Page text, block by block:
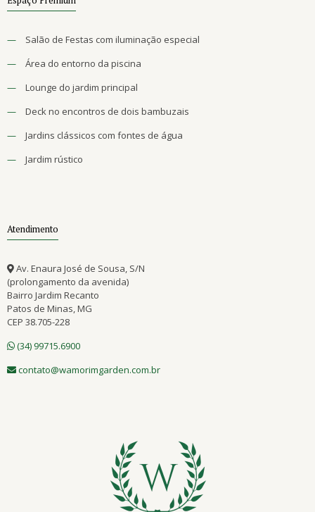
—
Salão de Festas com iluminação especial
—
Área do entorno da piscina
—
Lounge do jardim principal
—
Deck no encontros de dois bambuzais
—
Jardins clássicos com fontes de água
—
Jardim rústico
Atendimento
Av. Enaura José de Sousa, S/N
(prolongamento da avenida)
Bairro Jardim Recanto
Patos de Minas, MG
CEP 38.705-228
(34) 99715.6900
contato@wamorimgarden.com.br